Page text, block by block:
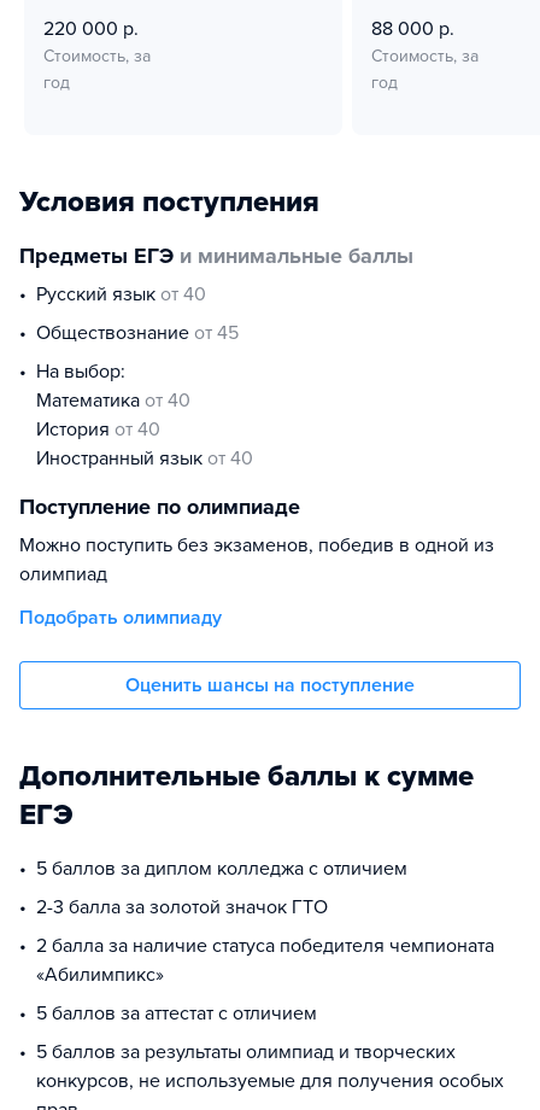
220 000 р.
Стоимость, за
год
88 000 р.
Стоимость, за
год
Условия поступления
Предметы ЕГЭ и минимальные баллы
русский язык от 40
обществознание от 45
На выбор:
математика от 40
история от 40
иностранный язык от 40
Поступление по олимпиаде
Можно поступить без экзаменов, победив в одной из
олимпиад
Подобрать олимпиаду
Оценить шансы на поступление
Дополнительные баллы к сумме
ЕГЭ
5 баллов за диплом колледжа с отличием
2-3 балла за золотой значок ГТО
2 балла за наличие статуса победителя чемпионата
«Абилимпикс»
5 баллов за аттестат с отличием
5 баллов за результаты олимпиад и творческих
конкурсов, не используемые для получения особых